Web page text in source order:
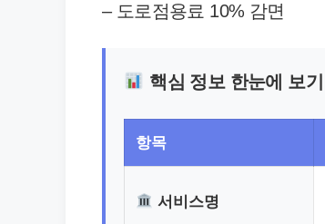
– 도로점용료 10% 감면
핵심 정보 한눈에 보기
항목
서비스명